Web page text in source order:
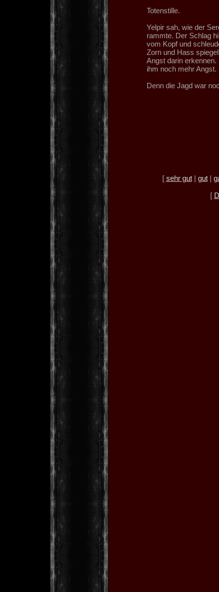
Totenstille.
Yelpir sah, wie der
rammte. Der Schlag
vom Kopf und
Zorn und Hass
Angst darin
ihm noch mehr Angst.
Denn die Jagd war
[ sehr gut| gut|
[